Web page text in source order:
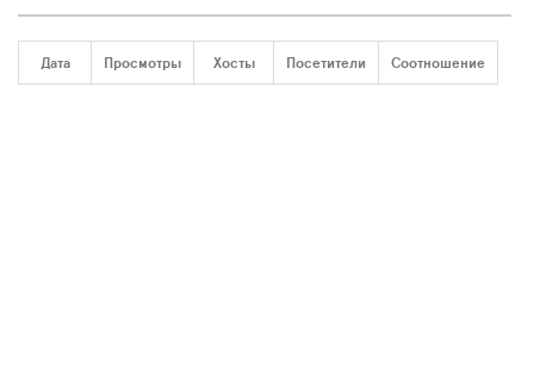
Дата Просмотры Хосты Посетители Соотношение